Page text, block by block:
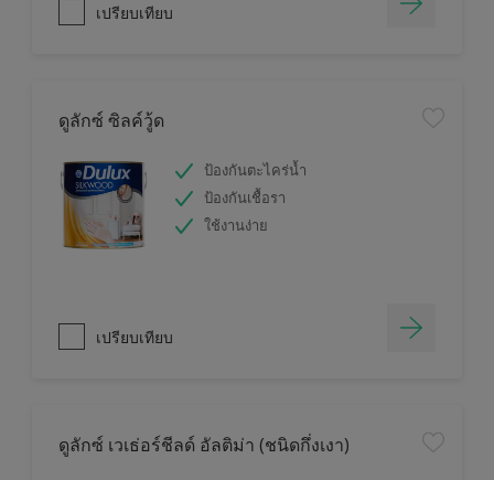
เปรียบเทียบ
ดูลักซ์ ซิลค์วู้ด
ป้องกันตะไคร่น้ำ
ป้องกันเชื้อรา
ใช้งานง่าย
เปรียบเทียบ
ดูลักซ์ เวเธ่อร์ชีลด์ อัลติม่า (ชนิดกึ่งเงา)